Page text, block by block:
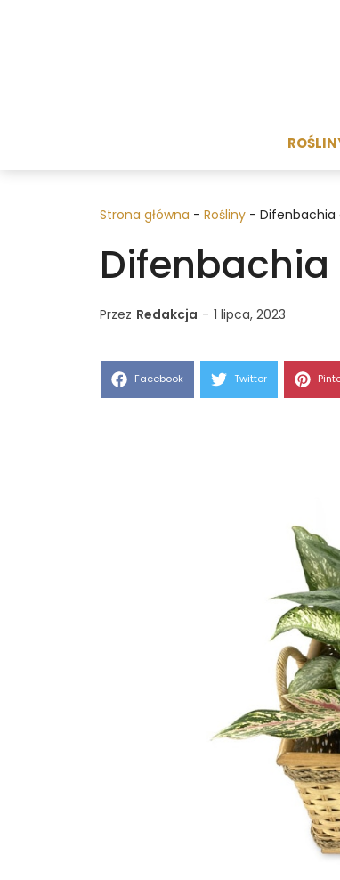
Strona główna - Rośliny - Difenbachia
Przez Redakcja - 1 lipca, 2023
Share
Facebook Share
Twitter